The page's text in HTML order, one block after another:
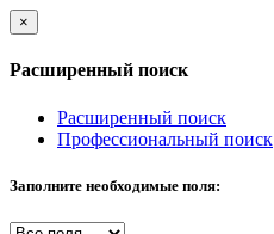
×
Расширенный поиск
Расширенный поиск
Профессиональный поиск
Заполните необходимые поля: